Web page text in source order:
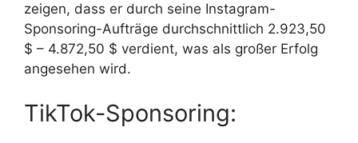
zeigen, dass er durch seine Instagram-
Sponsoring-Aufträge durchschnittlich 2.923,50
$ – 4.872,50 $ verdient, was als großer Erfolg
angesehen wird.
TikTok-Sponsoring: